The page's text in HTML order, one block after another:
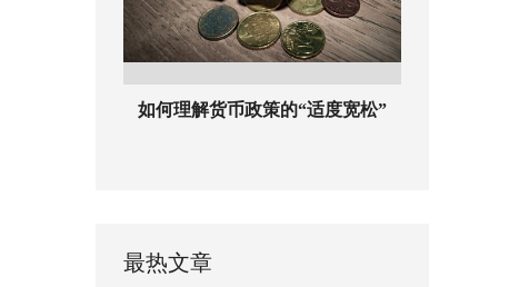
如何理解货币政策的“适度宽松”
最热文章